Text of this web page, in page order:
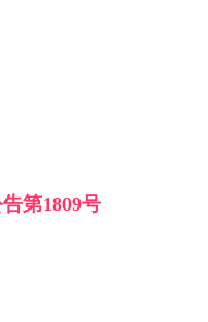
第1809号